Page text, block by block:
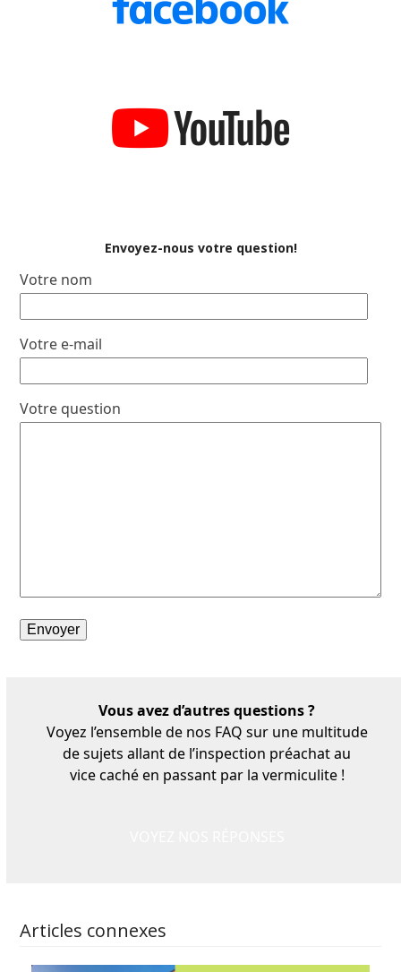
Envoyez-nous votre question!
Votre nom
Votre e-mail
Votre question
Vous avez d’autres questions ?
Voyez l’ensemble de nos FAQ sur une multitude
de sujets allant de l’inspection préachat au
vice caché en passant par la vermiculite !
Articles connexes